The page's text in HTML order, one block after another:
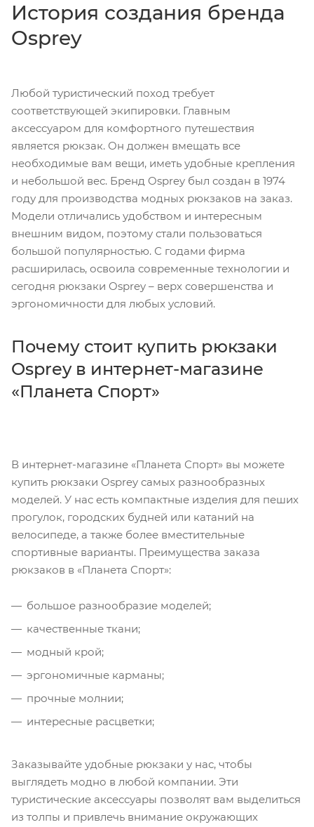
История создания бренда
Osprey
Любой туристический поход требует
соответствующей экипировки. Главным
аксессуаром для комфортного путешествия
является рюкзак. Он должен вмещать все
необходимые вам вещи, иметь удобные крепления
и небольшой вес. Бренд Osprey был создан в 1974
году для производства модных рюкзаков на заказ.
Модели отличались удобством и интересным
внешним видом, поэтому стали пользоваться
большой популярностью. С годами фирма
расширилась, освоила современные технологии и
сегодня рюкзаки Osprey – верх совершенства и
эргономичности для любых условий.
Почему стоит купить рюкзаки
Osprey в интернет-магазине
«Планета Спорт»
В интернет-магазине «Планета Спорт» вы можете
купить рюкзаки Osprey самых разнообразных
моделей. У нас есть компактные изделия для пеших
прогулок, городских будней или катаний на
велосипеде, а также более вместительные
спортивные варианты. Преимущества заказа
рюкзаков в «Планета Спорт»:
большое разнообразие моделей;
качественные ткани;
модный крой;
эргономичные карманы;
прочные молнии;
интересные расцветки;
Заказывайте удобные рюкзаки у нас, чтобы
выглядеть модно в любой компании. Эти
туристические аксессуары позволят вам выделиться
из толпы и привлечь внимание окружающих